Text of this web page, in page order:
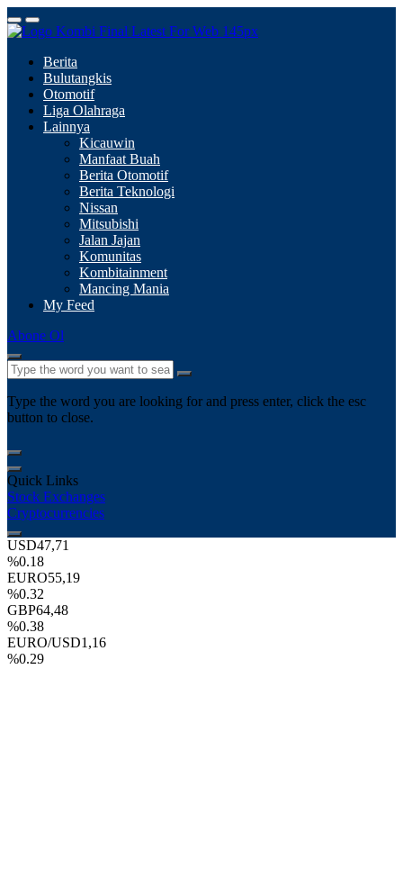
Berita
Bulutangkis
Otomotif
Liga Olahraga
Lainnya
Kicauwin
Manfaat Buah
Berita Otomotif
Berita Teknologi
Nissan
Mitsubishi
Jalan Jajan
Komunitas
Kombitainment
Mancing Mania
My Feed
Abone Ol
Type the word you are looking for and press enter, click the esc
button to close.
Quick Links
Stock Exchanges
Cryptocurrencies
USD47,71
%0.18
EURO55,19
%0.32
GBP64,48
%0.38
EURO/USD1,16
%0.29